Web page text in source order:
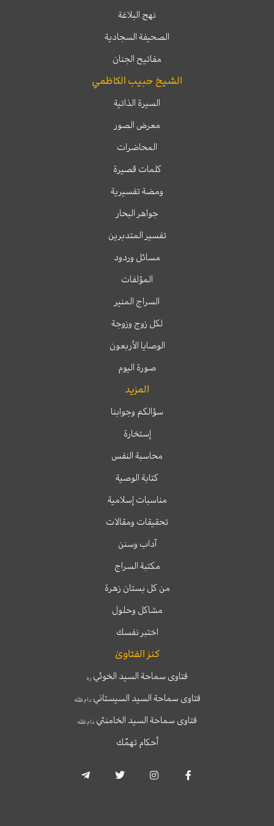
نهج البلاغة
الصحيفة السجادية
مفاتيح الجنان
الشيخ حبيب الكاظمي
السيرة الذاتية
معرض الصور
المحاضرات
كلمات قصيرة
ومضة تفسيرية
جواهر البحار
تفسير المتدبرين
مسائل وردود
المؤلفات
السراج المنير
لكل زوج وزوجة
الوصايا الأربعون
صورة اليوم
المزيد
سؤالكم وجوابنا
إستخارة
محاسبة النفس
كتابة الوصية
مناسبات إسلامية
تحقيقات ومقالات
آداب وسنن
مكتبة السراج
من كل بستان زهرة
مشاكل وحلول
اختبر نفسك
كنز الفتاوىٰ
فتاوى سماحة السيد الخوئيره
فتاوى سماحة السيد السيستانيدام ظله
فتاوى سماحة السيد الخامنئي دام ظله
أحكام تهمّك
a
c
s
i
l